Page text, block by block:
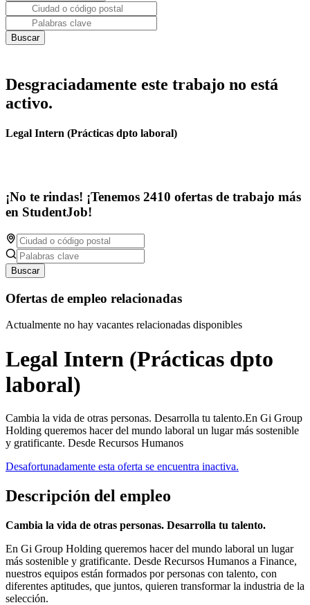
Desgraciadamente este trabajo no está
activo.
Legal Intern (Prácticas dpto laboral)
¡No te rindas! ¡Tenemos 2410 ofertas de trabajo más
en StudentJob!
Buscar
Ofertas de empleo relacionadas
Actualmente no hay vacantes relacionadas disponibles
Legal Intern (Prácticas dpto
laboral)
Cambia la vida de otras personas. Desarrolla tu talento.En Gi Group
Holding queremos hacer del mundo laboral un lugar más sostenible
y gratificante. Desde Recursos Humanos
Desafortunadamente esta oferta se encuentra inactiva.
Descripción del empleo
Cambia la vida de otras personas. Desarrolla tu talento.
En Gi Group Holding queremos hacer del mundo laboral un lugar
más sostenible y gratificante. Desde Recursos Humanos a Finance,
nuestros equipos están formados por personas con talento, con
diferentes aptitudes, que juntos, quieren transformar la industria de la
selección.